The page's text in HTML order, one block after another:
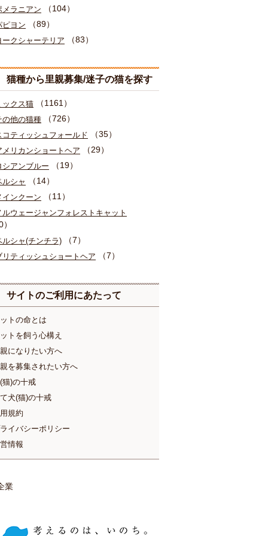
メラニアン （104）
ピヨン （89）
ークシャーテリア （83）
猫種から里親募集/迷子の猫を探す
ックス猫 （1161）
の他の猫種 （726）
コティッシュフォールド （35）
メリカンショートヘア （29）
シアンブルー （19）
ルシャ （14）
インクーン （11）
ルウェージャンフォレストキャット
ルシャ(チンチラ) （7）
リティッシュショートヘア （7）
サイトのご利用にあたって
トの命とは
トを飼う心構え
になりたい方へ
を募集されたい方へ
猫)の十戒
犬(猫)の十戒
規約
イバシーポリシー
情報
業